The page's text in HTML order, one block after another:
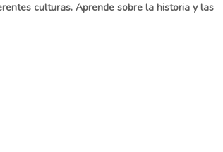
culturas. Aprende sobre la historia y las